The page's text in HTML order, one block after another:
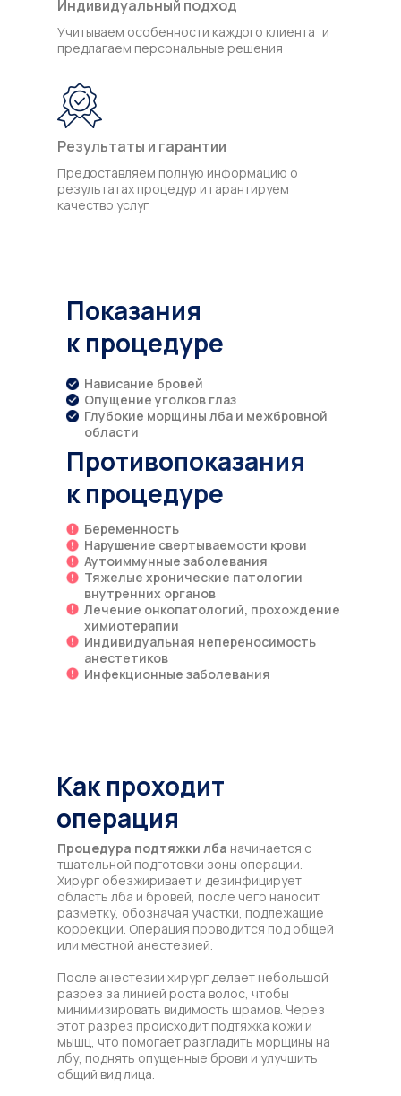
Учитываем особенности каждого клиента и
предлагаем персональные решения
Индивидуальный подход
Предоставляем полную информацию о
результатах процедур и гарантируем
качество услуг
Результаты и гарантии
Показания
к процедуре
Нависание бровей
Опущение уголков глаз
Глубокие морщины лба и межбровной
области
Противопоказания
к процедуре
Беременность
Нарушение свертываемости крови
Аутоиммунные заболевания
Тяжелые хронические патологии
внутренних органов
Лечение онкопатологий, прохождение
химиотерапии
Индивидуальная непереносимость
анестетиков
Инфекционные заболевания
Как проходит
операция
Процедура подтяжки лба начинается с
тщательной подготовки зоны операции.
Хирург обезжиривает и дезинфицирует
область лба и бровей, после чего наносит
разметку, обозначая участки, подлежащие
коррекции. Операция проводится под общей
или местной анестезией.
После анестезии хирург делает небольшой
разрез за линией роста волос, чтобы
минимизировать видимость шрамов. Через
этот разрез происходит подтяжка кожи и
мышц, что помогает разгладить морщины на
лбу, поднять опущенные брови и улучшить
общий вид лица.